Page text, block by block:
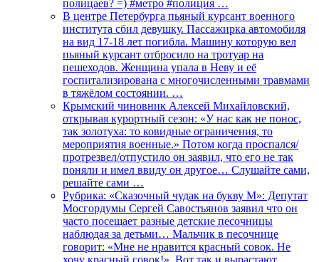
полицаев? =) #метро #полиция …
В центре Петербурга пьяный курсант военного
института сбил девушку. Пассажирка автомобиля
на вид 17-18 лет погибла. Машину которую вел
пьяный курсант отбросило на тротуар на
пешеходов. Женщина упала в Неву и её
госпитализирована с многочисленными травмами
в тяжёлом состоянии. …
Крымский чиновник Алексей Михайловский,
открывая курортный сезон: «У нас как не понос,
так золотуха: то ковидные ограничения, то
мероприятия военные.» Потом когда проспался/
протрезвел/отпустило он заявил, что его не так
поняли и имел ввиду он другое… Слушайте сами,
решайте сами …
Рубрика: «Сказочный чудак на букву М»: Депутат
Мосгордумы Сергей Савостьянов заявил что он
часто посещает разные детские песочницы
наблюдая за детьми… Мальчик в песочнице
говорит: «Мне не нравится красный совок. Не
хочу красный совок!». Вот так и вырастают